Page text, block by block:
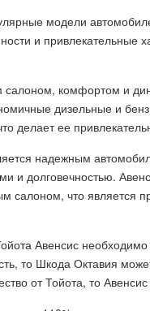
модели
и привлекательные
салоном, комфортом и
дизельные и
делает ее
надежным
и долговечностью.
салоном, что является
Авенсис
то Шкода Октавия
от Тойота, то